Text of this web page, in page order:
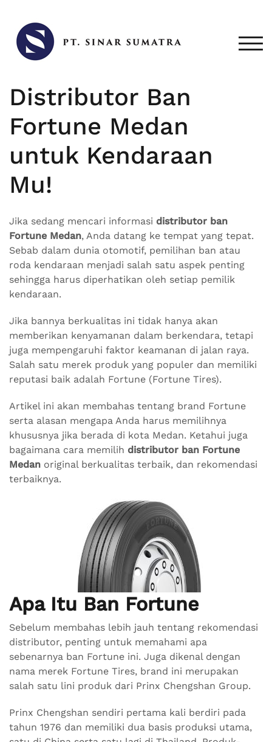
content
Distributor Ban
Fortune Medan
untuk Kendaraan
Mu!
Jika sedang mencari informasi distributor ban
Fortune Medan, Anda datang ke tempat yang tepat.
Sebab dalam dunia otomotif, pemilihan ban atau
roda kendaraan menjadi salah satu aspek penting
sehingga harus diperhatikan oleh setiap pemilik
kendaraan.
Jika bannya berkualitas ini tidak hanya akan
memberikan kenyamanan dalam berkendara, tetapi
juga mempengaruhi faktor keamanan di jalan raya.
Salah satu merek produk yang populer dan memiliki
reputasi baik adalah Fortune (Fortune Tires).
Artikel ini akan membahas tentang brand Fortune
serta alasan mengapa Anda harus memilihnya
khususnya jika berada di kota Medan. Ketahui juga
bagaimana cara memilih distributor ban Fortune
Medan original berkualitas terbaik, dan rekomendasi
terbaiknya.
Apa Itu Ban Fortune
Sebelum membahas lebih jauh tentang rekomendasi
distributor, penting untuk memahami apa
sebenarnya ban Fortune ini. Juga dikenal dengan
nama merek Fortune Tires, brand ini merupakan
salah satu lini produk dari Prinx Chengshan Group.
Prinx Chengshan sendiri pertama kali berdiri pada
tahun 1976 dan memiliki dua basis produksi utama,